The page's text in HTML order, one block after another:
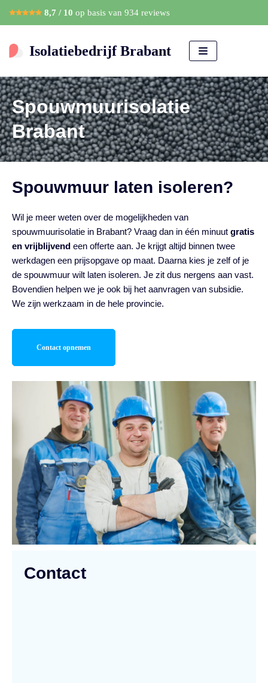
naar
de
inhoud
8,7 / 10 op basis van 934 reviews
Isolatiebedrijf Brabant
Spouwmuurisolatie
Brabant
Spouwmuur laten isoleren?
Wil je meer weten over de mogelijkheden van
spouwmuurisolatie in Brabant? Vraag dan in één minuut gratis
en vrijblijvend een offerte aan. Je krijgt altijd binnen twee
werkdagen een prijsopgave op maat. Daarna kies je zelf of je
de spouwmuur wilt laten isoleren. Je zit dus nergens aan vast.
Bovendien helpen we je ook bij het aanvragen van subsidie.
We zijn werkzaam in de hele provincie.
Contact opnemen
Contact